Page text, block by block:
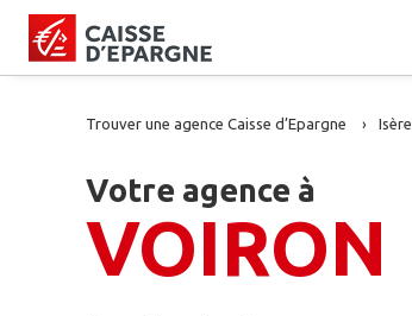
Trouver une agence Caisse d’Epargne Isère
Votre agence à
VOIRON